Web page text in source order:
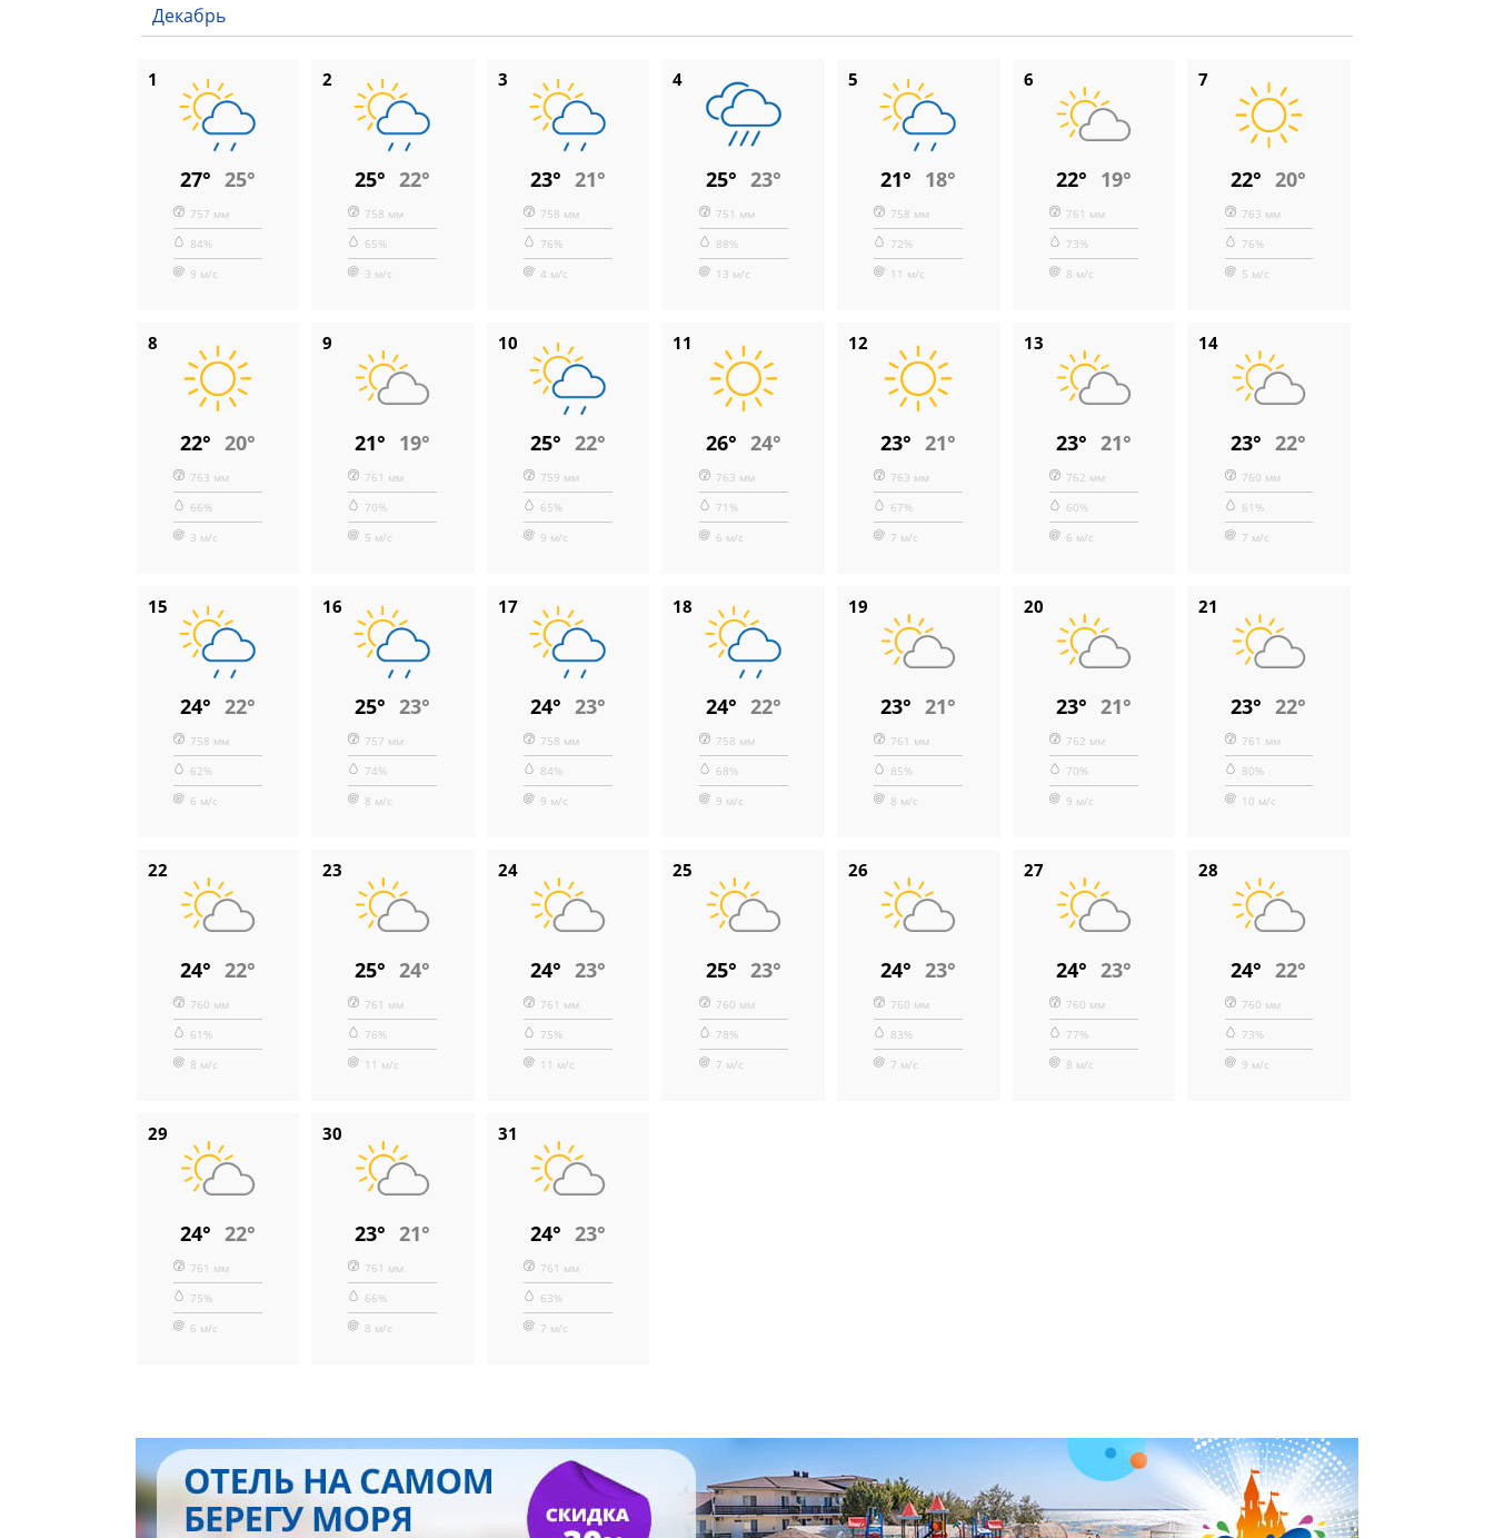
Декабрь
1
27° 25°
757 мм
84%
9 м/с
2
25° 22°
758 мм
65%
3 м/с
3
23° 21°
758 мм
76%
4 м/с
4
25° 23°
751 мм
88%
13 м/с
5
21° 18°
758 мм
72%
11 м/с
6
22° 19°
761 мм
73%
8 м/с
7
22° 20°
763 мм
76%
5 м/с
8
22° 20°
763 мм
66%
3 м/с
9
21° 19°
761 мм
70%
5 м/с
10
25° 22°
759 мм
65%
9 м/с
11
26° 24°
763 мм
71%
6 м/с
12
23° 21°
763 мм
67%
7 м/с
13
23° 21°
762 мм
60%
6 м/с
14
23° 22°
760 мм
61%
7 м/с
15
24° 22°
758 мм
62%
6 м/с
16
25° 23°
757 мм
74%
8 м/с
17
24° 23°
758 мм
84%
9 м/с
18
24° 22°
758 мм
68%
9 м/с
19
23° 21°
761 мм
85%
8 м/с
20
23° 21°
762 мм
70%
9 м/с
21
23° 22°
761 мм
80%
10 м/с
22
24° 22°
760 мм
61%
8 м/с
23
25° 24°
761 мм
76%
11 м/с
24
24° 23°
761 мм
75%
11 м/с
25
25° 23°
760 мм
78%
7 м/с
26
24° 23°
760 мм
83%
7 м/с
27
24° 23°
760 мм
77%
8 м/с
28
24° 22°
760 мм
73%
9 м/с
29
24° 22°
761 мм
75%
6 м/с
30
23° 21°
761 мм
66%
8 м/с
31
24° 23°
761 мм
63%
7 м/с